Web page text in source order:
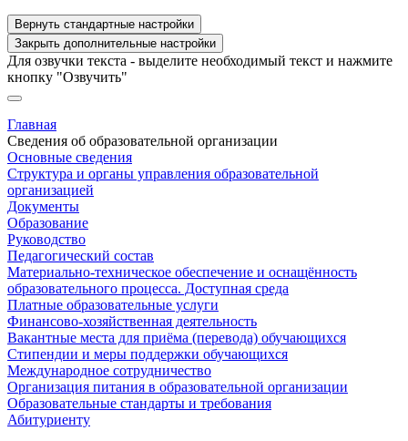
Вернуть стандартные настройки
Закрыть дополнительные настройки
Для озвучки текста - выделите необходимый текст и нажмите
кнопку "Озвучить"
Главная
Сведения об образовательной организации
Основные сведения
Структура и органы управления образовательной
организацией
Документы
Образование
Руководство
Педагогический состав
Материально-техническое обеспечение и оснащённость
образовательного процесса. Доступная среда
Платные образовательные услуги
Финансово-хозяйственная деятельность
Вакантные места для приёма (перевода) обучающихся
Стипендии и меры поддержки обучающихся
Международное сотрудничество
Организация питания в образовательной организации
Образовательные стандарты и требования
Абитуриенту